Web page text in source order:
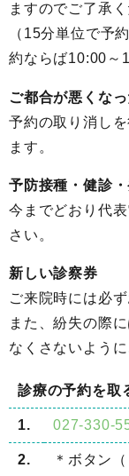
ますのでご了承く
（15分単位で予
約ならば10:00～
ご都合が悪くな
予約の取り消し
ます。
予防接種・健診
今までどおり代
さい。
新しい診察券
ご来院時には必
また、紛失の際
なくさないよう
診療の予約を取
1. 027-330-
2.
＊ボタン